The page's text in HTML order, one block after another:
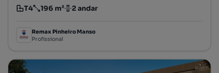
Tipologia
T4
Preço por metro quadrado
196 m²
Andar 2 andar
Remax Pinheiro Manso
Profissional